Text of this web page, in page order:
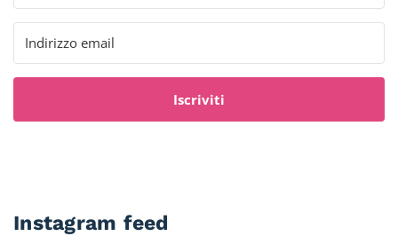
Iscriviti
Instagram feed